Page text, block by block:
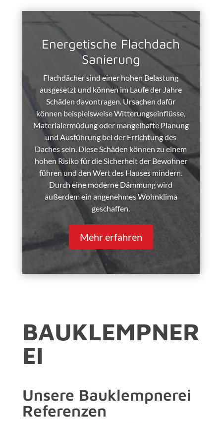
Energetische Flachdach
Sanierung
Flachdächer sind einer hohen Belastung
ausgesetzt und können im Laufe der Jahre
Schäden davontragen. Ursachen dafür
können beispielsweise Witterungseinflüsse,
Materialermüdung oder mangelhafte Planung
und Ausführung bei der Errichtung des
Daches sein. Diese Schäden können zu einem
hohen Risiko für die Sicherheit der Bewohner
führen und den Wert des Hauses mindern.
Durch eine moderne Dämmung wird
außerdem ein angenehmes Wohnklima
geschaffen.
Mehr erfahren
BAUKLEMPNER
EI
Unsere Bauklempnerei
Referenzen